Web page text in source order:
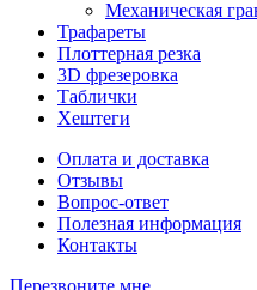
Механическая
Трафареты
Плоттерная резка
3D фрезеровка
Таблички
Хештеги
Оплата и доставка
Отзывы
Вопрос-ответ
Полезная информация
Контакты
Перезвоните мне